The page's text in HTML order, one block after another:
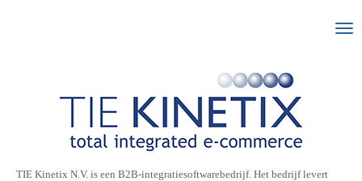
TIE Kinetix N.V. is een B2B-integratiesoftwarebedrijf. Het bedrijf levert